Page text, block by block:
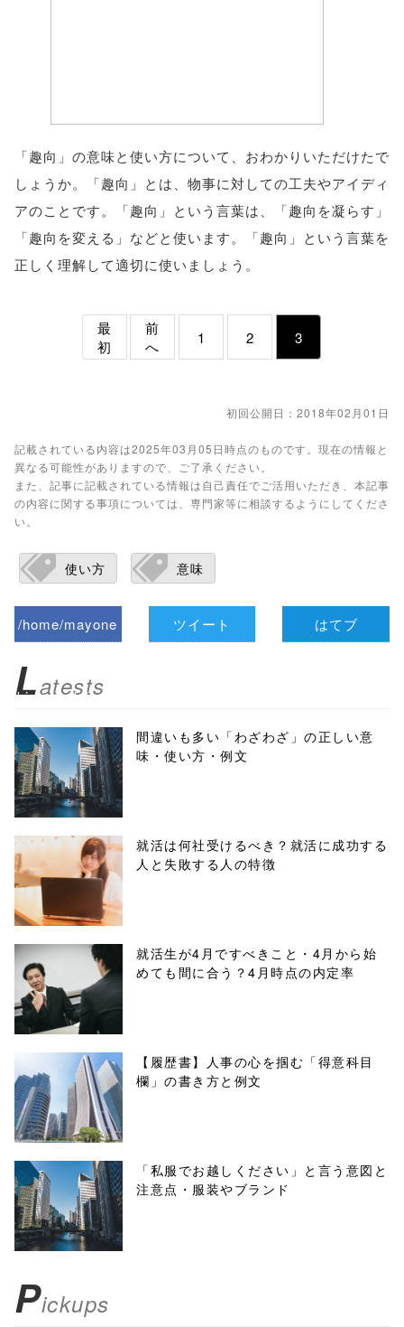
「趣向」の意味と使い方について、おわかりいただけたで
しょうか。「趣向」とは、物事に対しての工夫やアイディ
アのことです。「趣向」という言葉は、「趣向を凝らす」
「趣向を変える」などと使います。「趣向」という言葉を
正しく理解して適切に使いましょう。
最
初
前
へ
1 2 3
初回公開日：2018年02月01日
記載されている内容は2025年03月05日時点のものです。現在の情報と
異なる可能性がありますので、ご了承ください。
また、記事に記載されている情報は自己責任でご活用いただき、本記事
の内容に関する事項については、専門家等に相談するようにしてくださ
い。
使い方 意味
/home/mayone
biz.jp/public_ht
ml/wp-
content/themes
/tapbiz_theme/
parts/sns-
buttons.php on
line10
/1031974"
onclick="windo
w.open(this.hre
f, 'Gwindow',
'width=550,
height=450,
menubar=no,
toolbar=no,
scrollbars=yes'
false;"> シェア
ツイート はてブ
Latests
間違いも多い「わざわざ」の正しい意
味・使い方・例文
就活は何社受けるべき？就活に成功する
人と失敗する人の特徴
就活生が4月ですべきこと・4月から始
めても間に合う？4月時点の内定率
【履歴書】人事の心を掴む「得意科目
欄」の書き方と例文
「私服でお越しください」と言う意図と
注意点・服装やブランド
Pickups